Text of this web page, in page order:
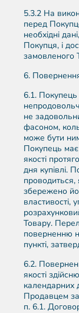
5.3.2 На
перед
необхідні
Покупця, і
замовленого
6.
6.1.
не
фасоном,
може бути
Покупець
якості
дня купівлі.
збережено
властивості,
Товару.
поверненню
пункті,
6.2.
якості
календарних
Продавцем
п. 6.1.